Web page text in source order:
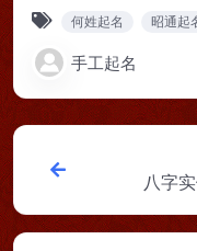
何姓起名 昭通起
手工起名
八字